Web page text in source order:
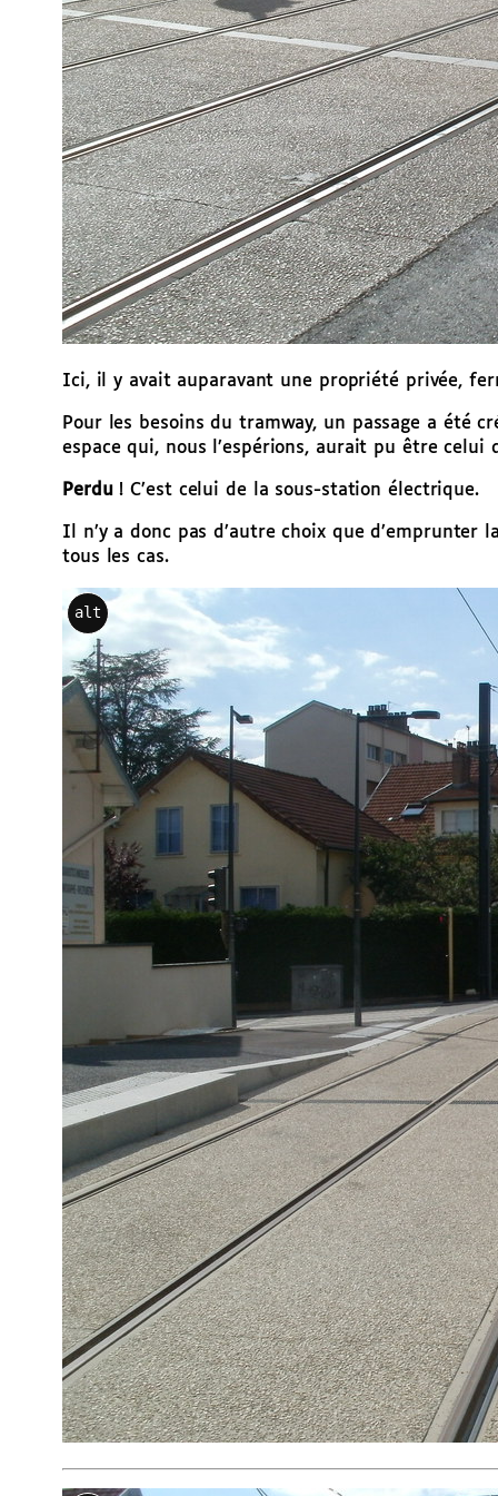
Ici, il y avait auparavant une propriété privée,
Pour les besoins du tramway, un passage a été
espace qui, nous l’espérions, aurait pu être celui
Perdu! C’est celui de la sous-station électrique.
Il n’y a donc pas d’autre choix que
tous les cas.
alt